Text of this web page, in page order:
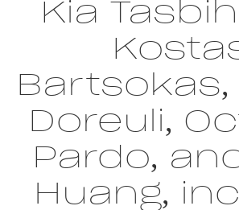
Kia
Bartsokas,
Doreuli,
Pardo,
Huang,